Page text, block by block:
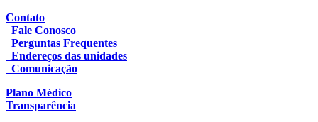
Contato
Fale Conosco
Perguntas Frequentes
Endereços das unidades
Comunicação
Plano Médico
Transparência